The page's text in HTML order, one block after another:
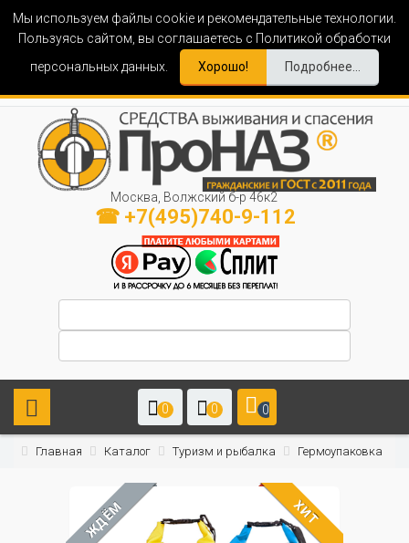
Мы используем файлы cookie и рекомендательные технологии.
Пользуясь сайтом, вы соглашаетесь с Политикой обработки
персональных данных.
Хорошо! Подробнее...
Москва, Волжский б-р 46к2
☎ +7(495)740-9-112
0 0 0
Главная Каталог Туризм и рыбалка Гермоупаковка
ЖДЁМ ХИТ